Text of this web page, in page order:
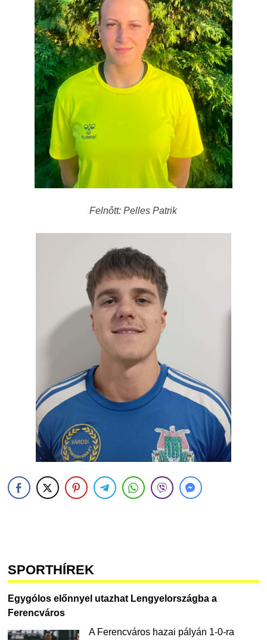
Felnőtt: Pelles Patrik
SPORTHÍREK
Egygólos előnnyel utazhat Lengyelországba a
Ferencváros
A Ferencváros hazai pályán 1-0-ra